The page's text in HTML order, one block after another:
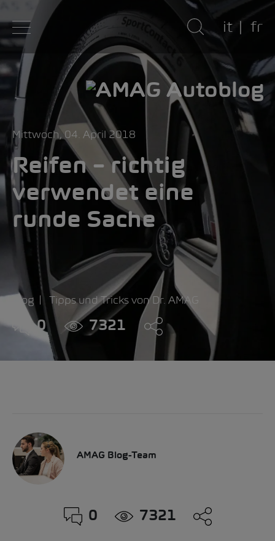
it fr
Mittwoch, 04. April 2018
Reifen – richtig
verwendet eine
runde Sache
Blog Tipps und Tricks von Dr. AMAG
0 7321
AMAG Blog-Team
0 7321